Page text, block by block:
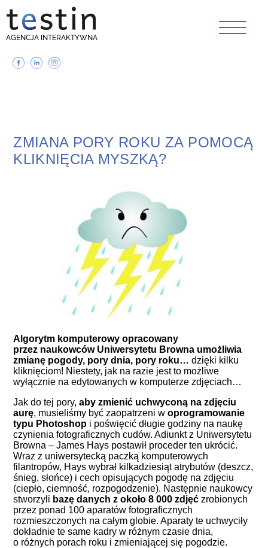
AGENCJA INTERAKTYWNA
ZMIANA PORY ROKU ZA POMOCĄ
KLIKNIĘCIA MYSZKĄ?
Algorytm komputerowy opracowany
przez naukowców Uniwersytetu Browna umożliwia
zmianę pogody, pory dnia, pory roku… dzięki kilku
kliknięciom! Niestety, jak na razie jest to możliwe
wyłącznie na edytowanych w komputerze zdjęciach…
Jak do tej pory,aby zmienić uchwyconą na zdjęciu
aurę, musieliśmy być zaopatrzeni woprogramowanie
typu Photoshop i poświęcić długie godziny na naukę
czynienia fotograficznych cudów. Adiunkt z Uniwersytetu
Browna – James Hays postawił proceder ten ukrócić.
Wraz z uniwersytecką paczką komputerowych
filantropów, Hays wybrał kilkadziesiąt atrybutów (deszcz,
śnieg, słońce) i cech opisujących pogodę na zdjęciu
(ciepło, ciemność, rozpogodzenie). Następnie naukowcy
stworzyli bazę danych z około 8 000 zdjęć zrobionych
przez ponad 100 aparatów fotograficznych
rozmieszczonych na całym globie. Aparaty te uchwyciły
dokładnie te same kadry w różnym czasie dnia,
o różnych porach roku i zmieniającej się pogodzie.